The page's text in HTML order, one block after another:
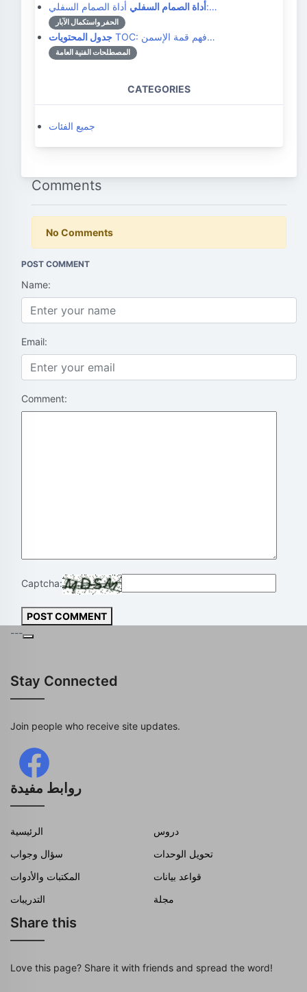
أداة الصمام السفليأداة الصمام السفلي:…
الحفر واستكمال الآبار
جدول المحتويات TOC: فهم قمة الإسمن…
المصطلحات الفنية العامة
CATEGORIES
جميع الفئات
Comments
No Comments
POST COMMENT
Name:
Email:
Comment:
Captcha:
POST COMMENT
---
Stay Connected
Join people who receive site updates.
روابط مفيدة
الرئيسية
دروس
سؤال وجواب
تحويل الوحدات
المكتبات والأدوات
قواعد بيانات
التدريبات
مجلة
Share this
Love this page? Share it with friends and spread the word!